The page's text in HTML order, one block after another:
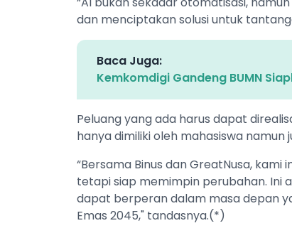
dan menciptakan solusi untuk
Baca Juga:
Kemkomdigi Gandeng BUMN
Peluang yang ada harus dapat
hanya dimiliki oleh mahasiswa
“Bersama Binus dan GreatNusa,
tetapi siap memimpin perubahan. Ini
dapat berperan dalam masa depan
Emas 2045," tandasnya.(*)